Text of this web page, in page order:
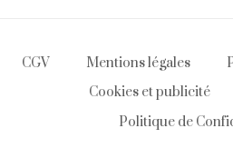
CGV Mentions légales
Cookies et publicité
Politique de